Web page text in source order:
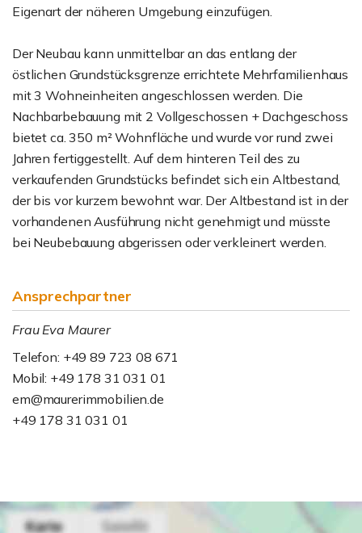
Eigenart der näheren Umgebung einzufügen.
Der Neubau kann unmittelbar an das entlang der
östlichen Grundstücksgrenze errichtete Mehrfamilienhaus
mit 3 Wohneinheiten angeschlossen werden. Die
Nachbarbebauung mit 2 Vollgeschossen + Dachgeschoss
bietet ca. 350 m² Wohnfläche und wurde vor rund zwei
Jahren fertiggestellt. Auf dem hinteren Teil des zu
verkaufenden Grundstücks befindet sich ein Altbestand,
der bis vor kurzem bewohnt war. Der Altbestand ist in der
vorhandenen Ausführung nicht genehmigt und müsste
bei Neubebauung abgerissen oder verkleinert werden.
Ansprechpartner
Frau Eva Maurer
Telefon: +49 89 723 08 671
Mobil: +49 178 31 031 01
em@maurerimmobilien.de
+49 178 31 031 01